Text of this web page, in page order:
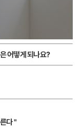
어떻게 되나요?
다"